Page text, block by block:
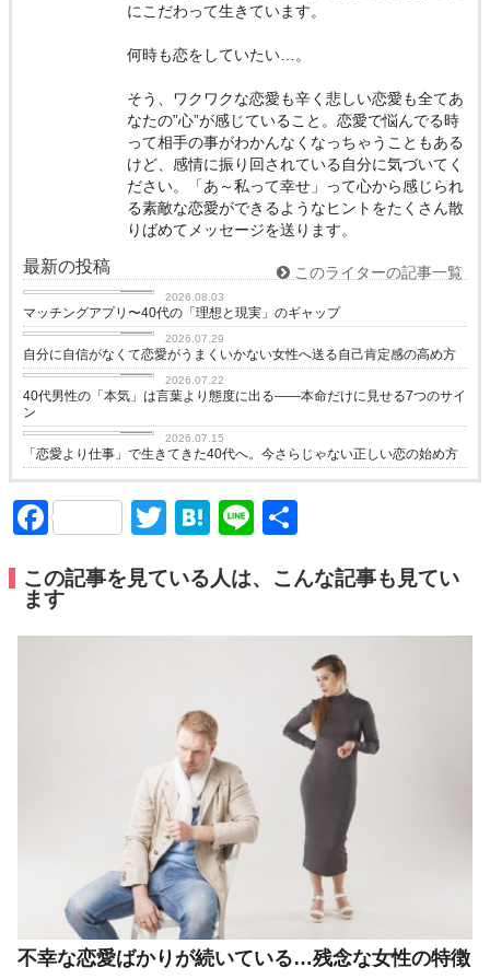
にこだわって生きています。
何時も恋をしていたい…。
そう、ワクワクな恋愛も辛く悲しい恋愛も全てあ
なたの”心”が感じていること。恋愛で悩んでる時
って相手の事がわかんなくなっちゃうこともある
けど、感情に振り回されている自分に気づいてく
ださい。「あ～私って幸せ」って心から感じられ
る素敵な恋愛ができるようなヒントをたくさん散
りばめてメッセージを送ります。
最新の投稿 このライターの記事一覧
2026.08.03
マッチングアプリ〜40代の「理想と現実」のギャップ
love
2026.07.29
自分に自信がなくて恋愛がうまくいかない女性へ送る自己肯定感の高め方
love
2026.07.22
40代男性の「本気」は言葉より態度に出る——本命だけに見せる7つのサイ
ン
love
2026.07.15
「恋愛より仕事」で生きてきた40代へ。今さらじゃない正しい恋の始め方
FacebookTwitter
Hatena
Line
この記事を見ている人は、こんな記事も見てい
ます
不幸な恋愛ばかりが続いている…残念な女性の特徴